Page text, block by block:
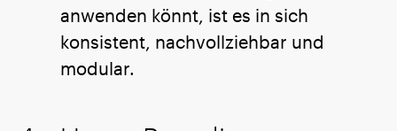
anwenden könnt, ist es in sich
konsistent, nachvollziehbar und
modular.